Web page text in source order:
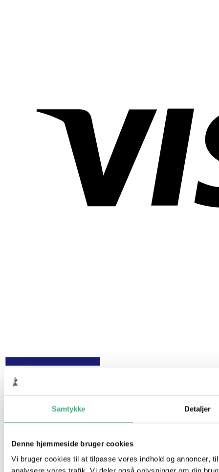
Samtykke Detaljer
Denne hjemmeside bruger cookies
Vi bruger cookies til at tilpasse vores indhold og annoncer,